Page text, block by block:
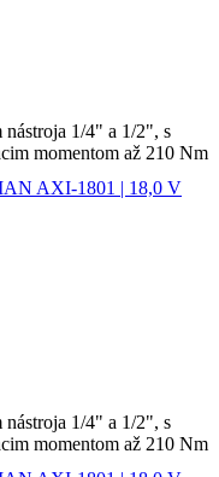
1/4" a 1/2", s
momentom až 210 Nm
1/4" a 1/2", s
momentom až 210 Nm